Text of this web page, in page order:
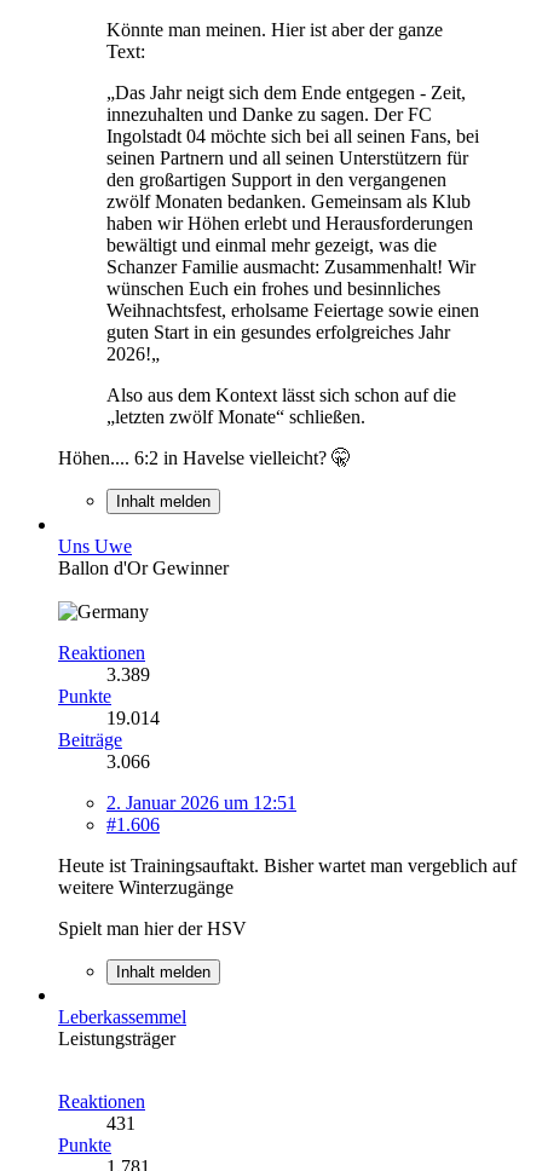
Könnte man meinen. Hier ist aber der ganze
Text:
„Das Jahr neigt sich dem Ende entgegen - Zeit,
innezuhalten und Danke zu sagen. Der FC
Ingolstadt 04 möchte sich bei all seinen Fans, bei
seinen Partnern und all seinen Unterstützern für
den großartigen Support in den vergangenen
zwölf Monaten bedanken. Gemeinsam als Klub
haben wir Höhen erlebt und Herausforderungen
bewältigt und einmal mehr gezeigt, was die
Schanzer Familie ausmacht: Zusammenhalt! Wir
wünschen Euch ein frohes und besinnliches
Weihnachtsfest, erholsame Feiertage sowie einen
guten Start in ein gesundes erfolgreiches Jahr
2026!„
Also aus dem Kontext lässt sich schon auf die
„letzten zwölf Monate“ schließen.
Höhen.... 6:2 in Havelse vielleicht? 🤫
Inhalt melden
Uns Uwe
Ballon d'Or Gewinner
Reaktionen
3.389
Punkte
19.014
Beiträge
3.066
2. Januar 2026 um 12:51
#1.606
Heute ist Trainingsauftakt. Bisher wartet man vergeblich auf
weitere Winterzugänge
Spielt man hier der HSV
Inhalt melden
Leberkassemmel
Leistungsträger
Reaktionen
431
Punkte
1.781